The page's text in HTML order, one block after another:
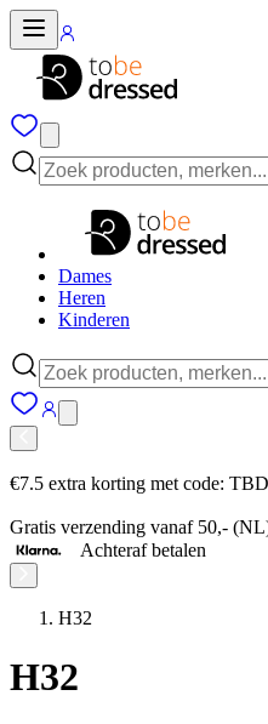
Dames
Heren
Kinderen
€7.5 extra korting met code:
Gratis verzending vanaf 50,-
Achteraf betalen
H32
H32